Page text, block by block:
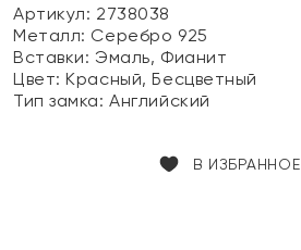
Артикул: 2738038
Металл: Серебро 925
Вставки:Эмаль, Фианит
Цвет:Красный, Бесцветный
Тип замка:Английский
В ИЗБРАННОЕ